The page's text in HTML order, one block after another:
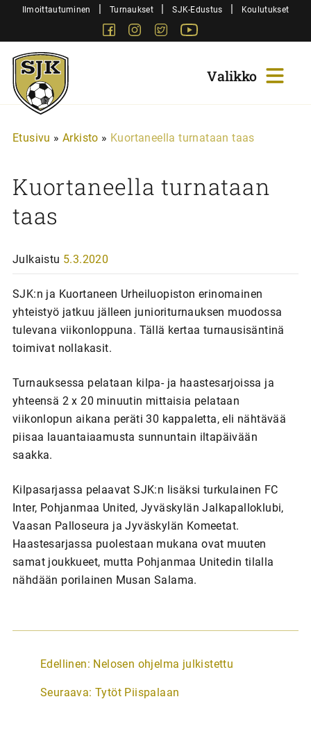
SiirryIlmoittautuminen | Turnaukset | SJK-Edustus | Koulutukset
FacebookInstagram
Twitter
Sjk-
Juniorit
Etusivu » Arkisto » Kuortaneella turnataan taas
Kuortaneella turnataan
taas
Julkaistu 5.3.2020
SJK:n ja Kuortaneen Urheiluopiston erinomainen
yhteistyö jatkuu jälleen junioriturnauksen muodossa
tulevana viikonloppuna. Tällä kertaa turnausisäntinä
toimivat nollakasit.
Turnauksessa pelataan kilpa- ja haastesarjoissa ja
yhteensä 2 x 20 minuutin mittaisia pelataan
viikonlopun aikana peräti 30 kappaletta, eli nähtävää
piisaa lauantaiaamusta sunnuntain iltapäivään
saakka.
Kilpasarjassa pelaavat SJK:n lisäksi turkulainen FC
Inter, Pohjanmaa United, Jyväskylän Jalkapalloklubi,
Vaasan Palloseura ja Jyväskylän Komeetat.
Haastesarjassa puolestaan mukana ovat muuten
samat joukkueet, mutta Pohjanmaa Unitedin tilalla
nähdään porilainen Musan Salama.
A
t
Edellinen: Nelosen ohjelma julkistettu
Seuraava: Tytöt Piispalaan